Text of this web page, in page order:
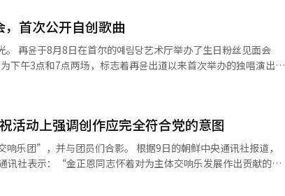
等补充役只是有效重新配置兵役资源的最低限度措施，并不能
兵体系，进行以先进科技为基础的武器系统运用、扩大干部比
，还需要引入灵活的募兵制元素，极大改善军队服役条件，以
全生存战略层面的根本性手术。如果不通过无人机、人工智能和
队体制改革来补充国防人口的减少，仅靠废止补充役是难以弥
威胁，使我们的军队在任何时刻都不能放松警惕。在如此复杂的
机。如果安全受到动摇，经济和国家的未来也无法成立。在周
制的缺口将导致防御态势的整体盲区。兵役制度改革不仅是国
能力汇聚的国家存亡问题。政府在制定国防改革基本计划的过程
全和生存作为首要价值，实现根本性的转变。安全是不可妥协
使用，他们在紧迫的时间内重新进行歌词和曲调的创作，以符
想传达给包括我们在内的所有年轻人的话语写进了歌词。” 今
开展这一社会价值（ESG）项目，以发掘大众音乐领域的青少
18比1。在过去五年中，参与的青少年人数约为1300人。 参赛者
导到音源录制的实际音乐制作过程。 进入决赛的8支队伍的创
而然跟着唱的音乐制作人。” SK宽带企业中心主任李钟浩表
续倾听青少年的真实故事，努力支持他们的梦想。”※ 本报道经
，首次公开自创歌曲
会
下午3点和7点两场，标志着再윤出道以来首次举办的独唱演出，
上，一起展示挑战，展现了团队之间的友谊。 再윤与乐队
，他首次在粉丝面前公开了浪漫的自创歌曲《带你去月球
表现力和扎实的唱功证明了自己作为歌手的实力。 在拍照
丝的祝福中露出了灿烂的笑容，共同庆祝生日。安可舞台则以
）》为主题，展现了对团队的深厚感情。 再윤表
活动上强调创作应完全符合党的意图
乐团”，并与团员们合影。 根据9日的朝鲜中央通讯社报道，
讯社表示：“金正恩同志怀着对为主体交响乐发展作出贡献的创
下了意义深远的合影。”并指出：“全体创作者、艺术家们要铭